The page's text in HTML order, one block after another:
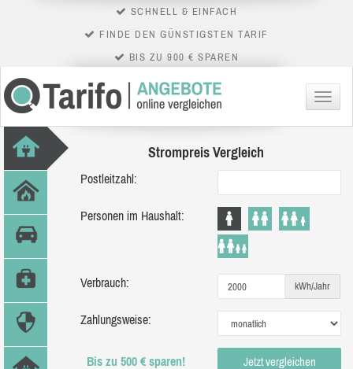
SCHNELL & EINFACH
FINDE DEN GÜNSTIGSTEN TARIF
BIS ZU 900 € SPAREN
Menü
Strompreis Vergleich
Postleitzahl:
Personen im Haushalt:
Verbrauch: kWh/Jahr
Zahlungsweise:
Bis zu 500 € sparen! Jetzt vergleichen